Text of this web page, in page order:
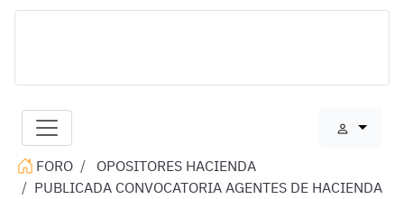
FORO
OPOSITORES HACIENDA
PUBLICADA CONVOCATORIA AGENTES DE HACIENDA